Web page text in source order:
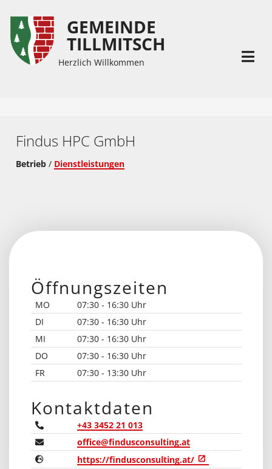
Inhalt
Accesskey
Hauptmenü
Accesskey
GEMEINDE
TILLMITSCH
Herzlich Willkommen
Findus HPC GmbH​
Betrieb/ Dienstleistungen
Öffnungszeiten
MO
07:30 - 16:30 Uhr
DI
07:30 - 16:30 Uhr
MI
07:30 - 16:30 Uhr
DO
07:30 - 16:30 Uhr
FR
07:30 - 13:30 Uhr
Kontaktdaten
+43 3452 21 013
office@findusconsulting.at
https://findusconsulting.at/